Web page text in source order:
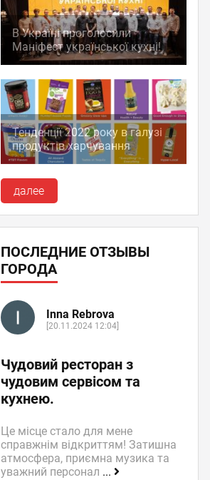
В Україні проголосили
Маніфест української кухні!
Тенденції 2022 року в галузі
продуктів харчування
далее
ПОСЛЕДНИЕ ОТЗЫВЫ
ГОРОДА
Inna Rebrova
[20.11.2024 12:04]
Чудовий ресторан з
чудовим сервісом та
кухнею.
Це місце стало для мене
справжнім відкриттям! Затишна
атмосфера, приємна музика та
уважний персонал ...